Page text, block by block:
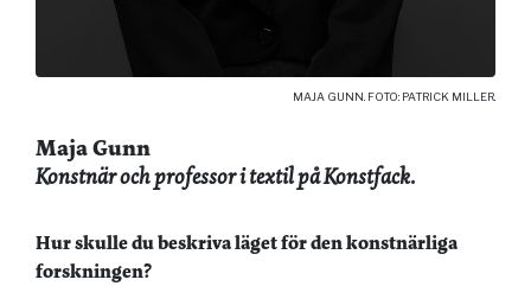
MAJA GUNN. FOTO: PATRICK MILLER.
Maja Gunn
Konstnär och professor i textil på Konstfack.
Hur skulle du beskriva läget för den konstnärliga
forskningen?